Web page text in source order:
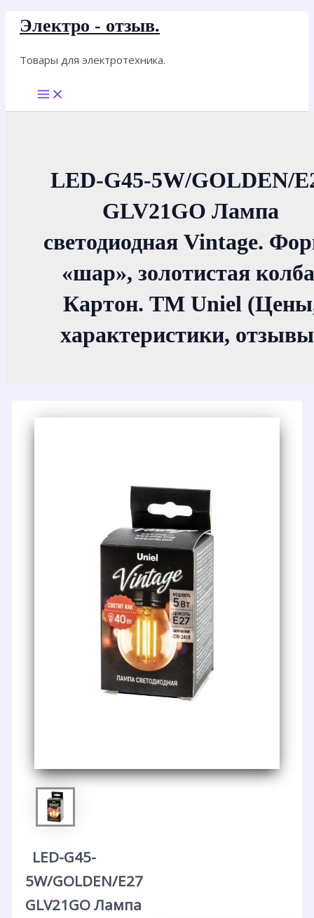
Перейти
содержимому
Электро - отзыв.
Товары для электротехника.
Main
Menu
LED-G45-5W/GOLDEN/
GLV21GO Лампа
светодиодная Vintage.
«шар», золотистая
Картон. ТМ Uniel
характеристики,
LED-G45-
5W/GOLDEN/E27
GLV21GO Лампа